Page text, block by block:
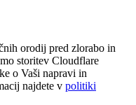
orodij pred zlorabo in
storitev Cloudflare
o Vaši napravi in
najdete v politiki